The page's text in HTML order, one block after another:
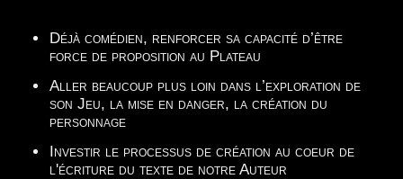
Déjà comédien, renforcer sa capacité d’être
force de proposition au Plateau
Aller beaucoup plus loin dans l’exploration de
son Jeu, la mise en danger, la création du
personnage
Investir le processus de création au coeur de
l'écriture du texte de notre Auteur